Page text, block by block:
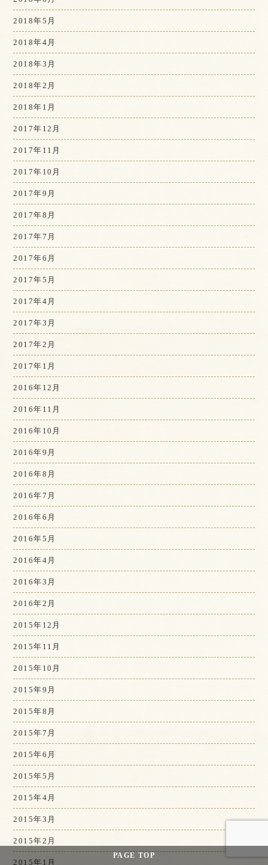
PAGE TOP
2018年5月
2018年4月
2018年3月
2018年2月
2018年1月
2017年12月
2017年11月
2017年10月
2017年9月
2017年8月
2017年7月
2017年6月
2017年5月
2017年4月
2017年3月
2017年2月
2017年1月
2016年12月
2016年11月
2016年10月
2016年9月
2016年8月
2016年7月
2016年6月
2016年5月
2016年4月
2016年3月
2016年2月
2015年12月
2015年11月
2015年10月
2015年9月
2015年8月
2015年7月
2015年6月
2015年5月
2015年4月
2015年3月
2015年2月
2015年1月